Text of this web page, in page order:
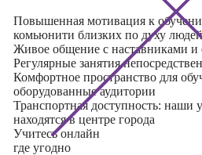
Повышенная мотивация к
комьюнити близких по духу людей
Живое общение с наставниками и
Регулярные занятия
Комфортное пространство для
оборудованные аудитории
Транспортная доступность: наши
находятся в центре города
Учитесьонлайн
где угодно